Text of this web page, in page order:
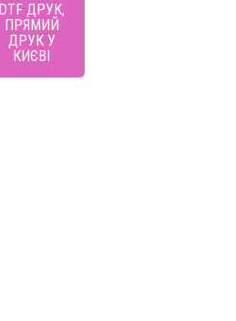
DTF ДРУК,
ПРЯМИЙ
ДРУК У
КИЄВІ